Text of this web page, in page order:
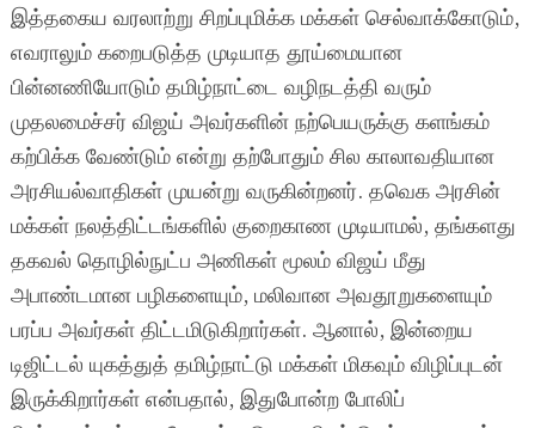
இத்தகைய வரலாற்று சிறப்புமிக்க மக்கள் செல்வாக்கோடும்,
எவராலும் கறைபடுத்த முடியாத தூய்மையான
பின்னணியோடும் தமிழ்நாட்டை வழிநடத்தி வரும்
முதலமைச்சர் விஜய் அவர்களின் நற்பெயருக்கு களங்கம்
கற்பிக்க வேண்டும் என்று தற்போதும் சில காலாவதியான
அரசியல்வாதிகள் முயன்று வருகின்றனர். தவெக அரசின்
மக்கள் நலத்திட்டங்களில் குறைகாண முடியாமல், தங்களது
தகவல் தொழில்நுட்ப அணிகள் மூலம் விஜய் மீது
அபாண்டமான பழிகளையும், மலிவான அவதூறுகளையும்
பரப்ப அவர்கள் திட்டமிடுகிறார்கள். ஆனால், இன்றைய
டிஜிட்டல் யுகத்துத் தமிழ்நாட்டு மக்கள் மிகவும் விழிப்புடன்
இருக்கிறார்கள் என்பதால், இதுபோன்ற போலிப்